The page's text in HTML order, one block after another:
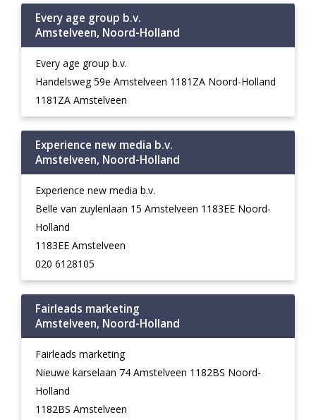
Every age group b.v.
Amstelveen, Noord-Holland
Every age group b.v.
Handelsweg 59e Amstelveen 1181ZA Noord-Holland
1181ZA Amstelveen
Experience new media b.v.
Amstelveen, Noord-Holland
Experience new media b.v.
Belle van zuylenlaan 15 Amstelveen 1183EE Noord-
Holland
1183EE Amstelveen
020 6128105
Fairleads marketing
Amstelveen, Noord-Holland
Fairleads marketing
Nieuwe karselaan 74 Amstelveen 1182BS Noord-
Holland
1182BS Amstelveen